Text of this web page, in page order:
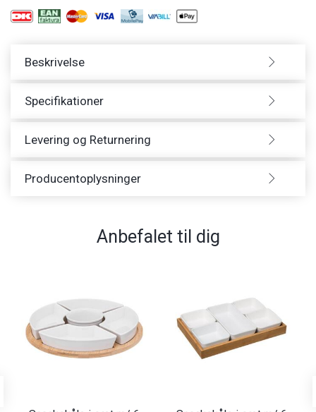
Beskrivelse
Specifikationer
Levering og Returnering
Producentoplysninger
Anbefalet til dig